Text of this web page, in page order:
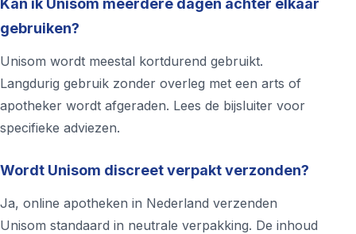
Kan ik Unisom meerdere dagen achter elkaar
gebruiken?
Unisom wordt meestal kortdurend gebruikt.
Langdurig gebruik zonder overleg met een arts of
apotheker wordt afgeraden. Lees de bijsluiter voor
specifieke adviezen.
Wordt Unisom discreet verpakt verzonden?
Ja, online apotheken in Nederland verzenden
Unisom standaard in neutrale verpakking. De inhoud